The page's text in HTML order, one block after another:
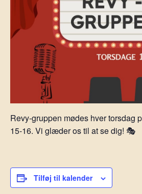
Revy-gruppen mødes hver torsdag
15-16. Vi glæder os til at se dig! 🎭
Tilføj til kalender